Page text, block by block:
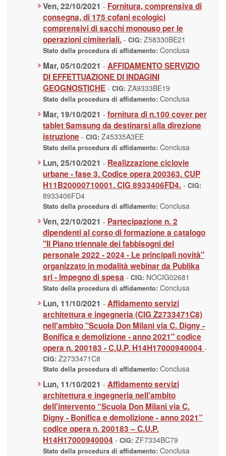
Ven, 22/10/2021 - Fornitura, comprensiva di
consegna, di 175 cofani ecologici
comprensivi di sacchi monouso per le
operazioni cimiteriali. - CIG: Z58330BE21
Stato della procedura di affidamento: Conclusa
Mar, 05/10/2021 - AFFIDAMENTO SERVIZIO
DI EFFETTUAZIONE DI INDAGINI
GEOGNOSTICHE - CIG: ZA9333BE19
Stato della procedura di affidamento: Conclusa
Mar, 19/10/2021 - fornitura di n.100 cover per
tablet Samsung da destinarsi alla direzione
istruzione - CIG: Z45335A3EE
Stato della procedura di affidamento: Conclusa
Lun, 25/10/2021 - Realizzazione ciclovie
urbane - fase 3. Codice opera 200363. CUP
H11B20000710001. CIG 8933406FD4. - CIG:
8933406FD4
Stato della procedura di affidamento: Conclusa
Ven, 22/10/2021 - Partecipazione n. 2
dipendenti al corso di formazione a catalogo
"Il Piano triennale dei fabbisogni del
personale 2022 - 2024 - Le principali novità"
organizzato in modalità webinar da Publika
srl - Impegno di spesa - CIG: NOCIG02681
Stato della procedura di affidamento: Conclusa
Lun, 11/10/2021 - Affidamento servizi
architettura e ingegneria (CIG Z2733471C8)
nell'ambito "Scuola Don Milani via C. Digny -
Bonifica e demolizione - anno 2021" codice
opera n. 200183 - C.U.P. H14H17000940004 -
CIG: Z2733471C8
Stato della procedura di affidamento: Conclusa
Lun, 11/10/2021 - Affidamento servizi
architettura e ingegneria nell'ambito
dell'intervento “Scuola Don Milani via C.
Digny - Bonifica e demolizione - anno 2021”
codice opera n. 200183 – C.U.P.
H14H17000940004 - CIG: ZF7334BC79
Stato della procedura di affidamento: Conclusa